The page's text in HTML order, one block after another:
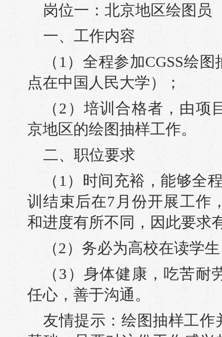
岗位一：北京地区绘图员
一、工作内容
（1）全程参加CGSS绘
点在中国人民大学）；
（2）培训合格者，由
京地区的绘图抽样工作。
二、职位要求
（1）时间充裕，能够全
训结束后在7月份开展工作
和进度有所不同，因此要求
（2）务必为高校在读学
（3）身体健康，吃苦
任心，善于沟通。
友情提示：绘图抽样工